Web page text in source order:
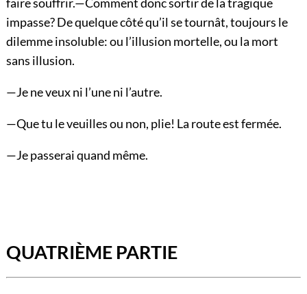
impasse? De quelque côté qu’il se tournât, toujours le
dilemme insoluble: ou l’illusion mortelle, ou la mort
sans illusion.
—Je ne veux ni l’une ni l’autre.
—Que tu le veuilles ou non, plie! La route est fermée.
—Je passerai quand même.
QUATRIÈME PARTIE